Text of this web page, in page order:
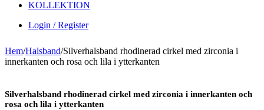
KOLLEKTION
Login / Register
Hem/Halsband/Silverhalsband rhodinerad cirkel med zirconia i
innerkanten och rosa och lila i ytterkanten
Silverhalsband rhodinerad cirkel med zirconia i innerkanten och
rosa och lila i ytterkanten